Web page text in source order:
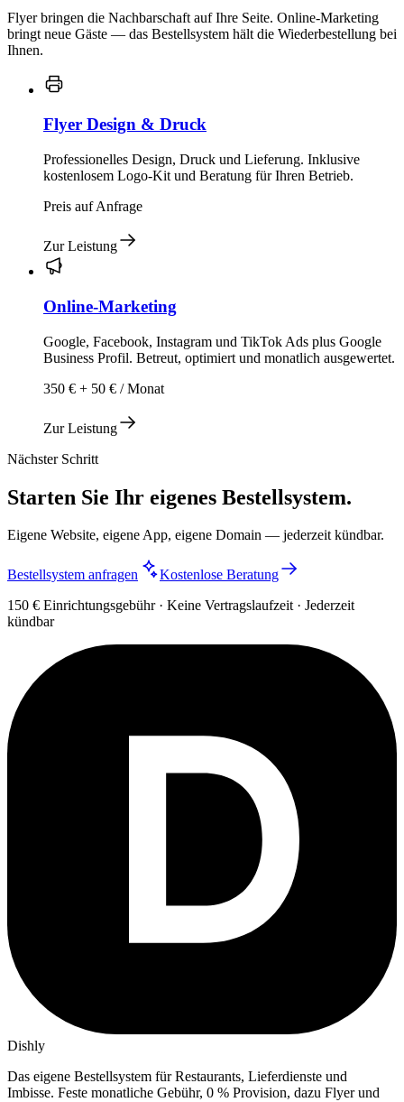
Flyer bringen die Nachbarschaft auf Ihre Seite. Online-Marketing
bringt neue Gäste — das Bestellsystem hält die Wiederbestellung bei
Ihnen.
Flyer Design & Druck
Professionelles Design, Druck und Lieferung. Inklusive
kostenlosem Logo-Kit und Beratung für Ihren Betrieb.
Preis auf Anfrage
Zur Leistung
Online-Marketing
Google, Facebook, Instagram und TikTok Ads plus Google
Business Profil. Betreut, optimiert und monatlich ausgewertet.
350 € + 50 € / Monat
Zur Leistung
Nächster Schritt
Starten Sie Ihr eigenes Bestellsystem.
Eigene Website, eigene App, eigene Domain — jederzeit kündbar.
Bestellsystem anfragen
Kostenlose Beratung
150 € Einrichtungsgebühr · Keine Vertragslaufzeit · Jederzeit
kündbar
Dishly
Das eigene Bestellsystem für Restaurants, Lieferdienste und
Imbisse. Feste monatliche Gebühr, 0 % Provision, dazu Flyer und